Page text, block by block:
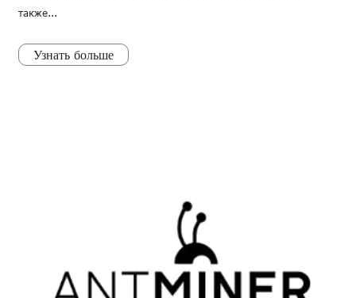
также...
Узнать больше